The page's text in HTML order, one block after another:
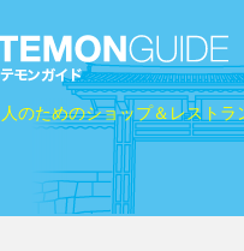
のためのショップ＆レストラ